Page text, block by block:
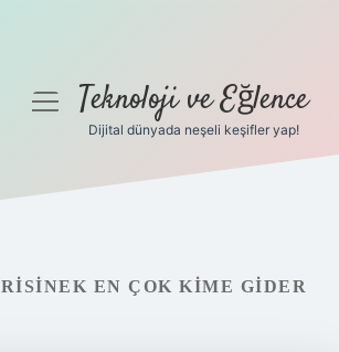
menüyüTeknoloji ve Eğlence
Dijital dünyada neşeli keşifler yap!
EN ÇOK KIME GIDER